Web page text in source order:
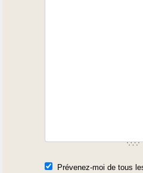
Prévenez-moi de tous